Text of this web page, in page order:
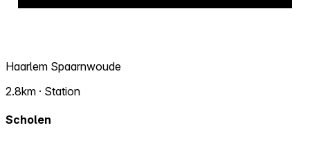
Haarlem Spaarnwoude
2.8km · Station
Scholen